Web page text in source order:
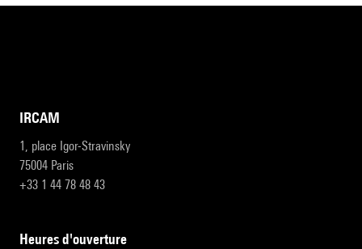
IRCAM
1, place Igor-Stravinsky
75004 Paris
+33 1 44 78 48 43
heures d'ouverture